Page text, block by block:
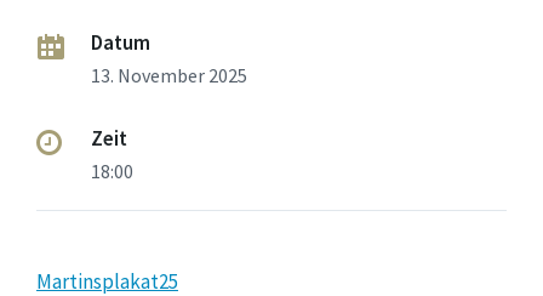
Datum
13. November 2025
Zeit
18:00
Martinsplakat25